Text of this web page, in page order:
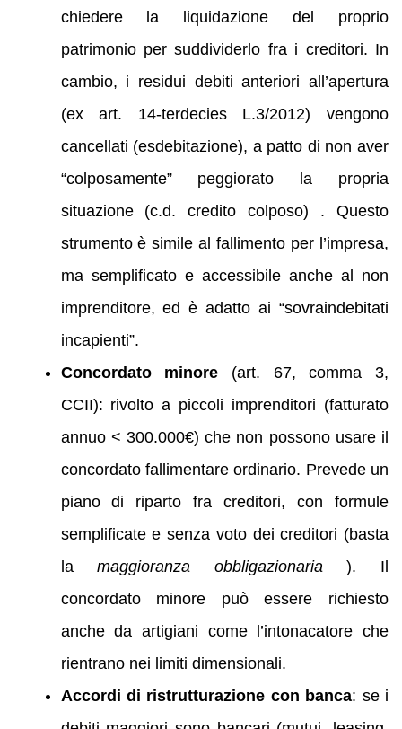
chiedere la liquidazione del proprio
patrimonio per suddividerlo fra i creditori. In
cambio, i residui debiti anteriori all’apertura
(ex art. 14-terdecies L.3/2012) vengono
cancellati (esdebitazione), a patto di non aver
“colposamente” peggiorato la propria
situazione (c.d. credito colposo) . Questo
strumento è simile al fallimento per l’impresa,
ma semplificato e accessibile anche al non
imprenditore, ed è adatto ai “sovraindebitati
incapienti”.
Concordato minore (art. 67, comma 3,
CCII): rivolto a piccoli imprenditori (fatturato
annuo < 300.000€) che non possono usare il
concordato fallimentare ordinario. Prevede un
piano di riparto fra creditori, con formule
semplificate e senza voto dei creditori (basta
lamaggioranza obbligazionaria ). Il
concordato minore può essere richiesto
anche da artigiani come l’intonacatore che
rientrano nei limiti dimensionali.
Accordi di ristrutturazione con banca: se i